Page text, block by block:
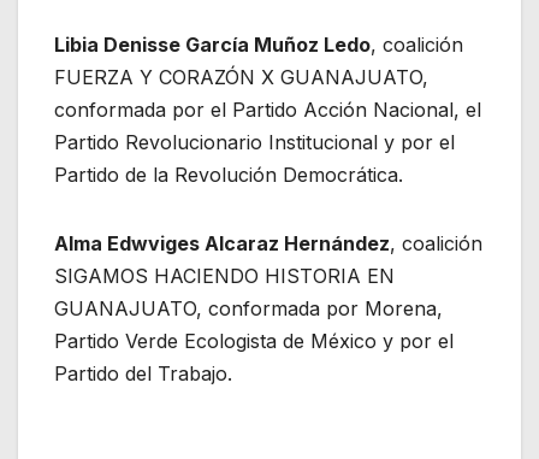
Libia Denisse García Muñoz Ledo, coalición
FUERZA Y CORAZÓN X GUANAJUATO,
conformada por el Partido Acción Nacional, el
Partido Revolucionario Institucional y por el
Partido de la Revolución Democrática.
Alma Edwviges Alcaraz Hernández, coalición
SIGAMOS HACIENDO HISTORIA EN
GUANAJUATO, conformada por Morena,
Partido Verde Ecologista de México y por el
Partido del Trabajo.